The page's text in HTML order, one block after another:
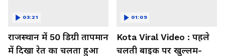
राजस्थान में 50 डिग्री तापमान
में दिखा रेत का चलता हुआ
03:21
Kota Viral Video : पहले
चलती बाइक पर खुल्लम-
01:09